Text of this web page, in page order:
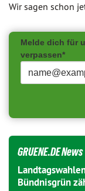
Wir sagen schon
Melde dich für
verpassen*
GRUENE.DE News
Bündnisgrün